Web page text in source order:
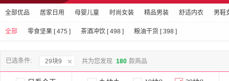
全部优品 居家日用 母婴儿童 时尚女装 精品男装 舒适内衣 男鞋
全部 零食坚果 [ 475 ] 茶酒冲饮 [ 498 ] 粮油干货 [ 398 ]
已选条件: 29块9 共为您发现 180 款商品